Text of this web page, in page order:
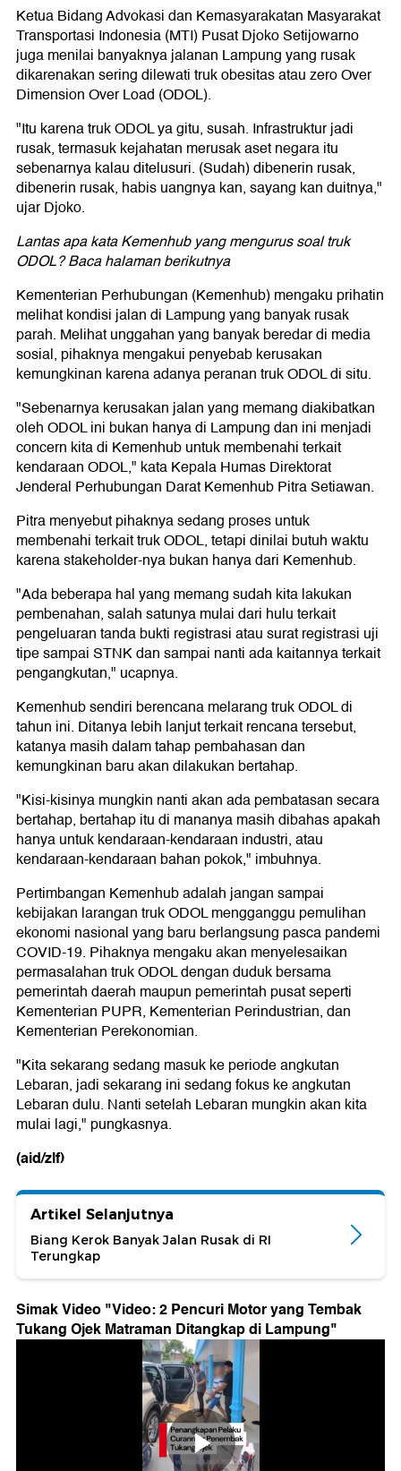
Ketua Bidang Advokasi dan Kemasyarakatan Masyarakat
Transportasi Indonesia (MTI) Pusat Djoko Setijowarno
juga menilai banyaknya jalanan Lampung yang rusak
dikarenakan sering dilewati truk obesitas atau zero Over
Dimension Over Load (ODOL).
"Itu karena truk ODOL ya gitu, susah. Infrastruktur jadi
rusak, termasuk kejahatan merusak aset negara itu
sebenarnya kalau ditelusuri. (Sudah) dibenerin rusak,
dibenerin rusak, habis uangnya kan, sayang kan duitnya,"
ujar Djoko.
Lantas apa kata Kemenhub yang mengurus soal truk
ODOL? Baca halaman berikutnya
Kementerian Perhubungan (Kemenhub) mengaku prihatin
melihat kondisi jalan di Lampung yang banyak rusak
parah. Melihat unggahan yang banyak beredar di media
sosial, pihaknya mengakui penyebab kerusakan
kemungkinan karena adanya peranan truk ODOL di situ.
"Sebenarnya kerusakan jalan yang memang diakibatkan
oleh ODOL ini bukan hanya di Lampung dan ini menjadi
concern kita di Kemenhub untuk membenahi terkait
kendaraan ODOL," kata Kepala Humas Direktorat
Jenderal Perhubungan Darat Kemenhub Pitra Setiawan.
Pitra menyebut pihaknya sedang proses untuk
membenahi terkait truk ODOL, tetapi dinilai butuh waktu
karena stakeholder-nya bukan hanya dari Kemenhub.
"Ada beberapa hal yang memang sudah kita lakukan
pembenahan, salah satunya mulai dari hulu terkait
pengeluaran tanda bukti registrasi atau surat registrasi uji
tipe sampai STNK dan sampai nanti ada kaitannya terkait
pengangkutan," ucapnya.
Kemenhub sendiri berencana melarang truk ODOL di
tahun ini. Ditanya lebih lanjut terkait rencana tersebut,
katanya masih dalam tahap pembahasan dan
kemungkinan baru akan dilakukan bertahap.
"Kisi-kisinya mungkin nanti akan ada pembatasan secara
bertahap, bertahap itu di mananya masih dibahas apakah
hanya untuk kendaraan-kendaraan industri, atau
kendaraan-kendaraan bahan pokok," imbuhnya.
Pertimbangan Kemenhub adalah jangan sampai
kebijakan larangan truk ODOL mengganggu pemulihan
ekonomi nasional yang baru berlangsung pasca pandemi
COVID-19. Pihaknya mengaku akan menyelesaikan
permasalahan truk ODOL dengan duduk bersama
pemerintah daerah maupun pemerintah pusat seperti
Kementerian PUPR, Kementerian Perindustrian, dan
Kementerian Perekonomian.
"Kita sekarang sedang masuk ke periode angkutan
Lebaran, jadi sekarang ini sedang fokus ke angkutan
Lebaran dulu. Nanti setelah Lebaran mungkin akan kita
mulai lagi," pungkasnya.
(aid/zlf)
Artikel Selanjutnya
Biang Kerok Banyak Jalan Rusak di RI
Terungkap
Simak Video "Video: 2 Pencuri Motor yang Tembak
Tukang Ojek Matraman Ditangkap di Lampung"